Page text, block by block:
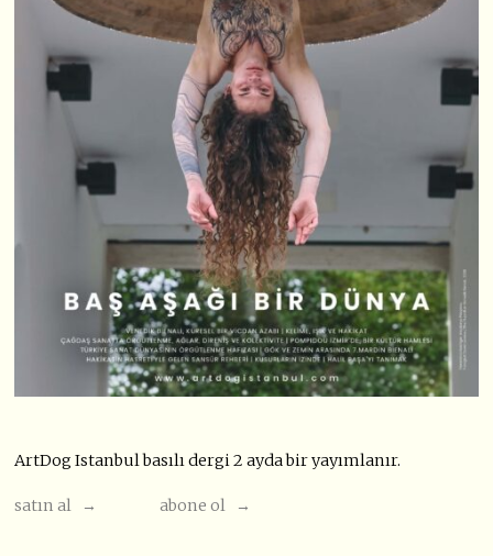
ArtDog Istanbul basılı dergi 2 ayda bir yayımlanır.
satın al → abone ol →